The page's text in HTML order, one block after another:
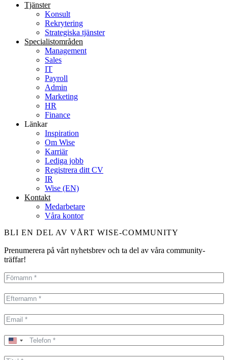
Tjänster
Konsult
Rekrytering
Strategiska tjänster
Specialist­områden
Management
Sales
IT
Payroll
Admin
Marketing
HR
Finance
Länkar
Inspiration
Om Wise
Karriär
Lediga jobb
Registrera ditt CV
IR
Wise (EN)
Kontakt
Medarbetare
Våra kontor
BLI EN DEL AV VÅRT WISE-COMMUNITY
Prenumerera på vårt nyhetsbrev och ta del av våra community-
träffar!
United